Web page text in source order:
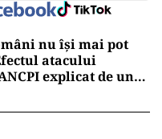
nu își mai pot
atacului
explicat de un